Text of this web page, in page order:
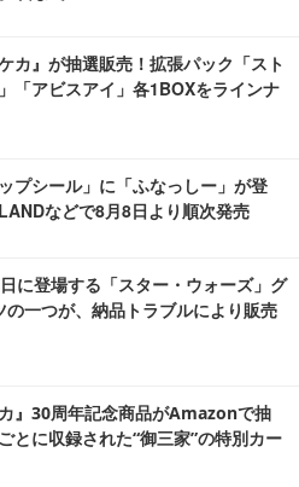
カ』が抽選販売！拡張パック「スト
「アビスアイ」各1BOXをラインナ
プシール」に「ふなっしー」が登
などで8月8日より順次発売
に登場する「スター・ウォーズ」グ
の一つが、納品トラブルにより販売
』30周年記念商品がAmazonで抽
とに収録された“御三家”の特別カー